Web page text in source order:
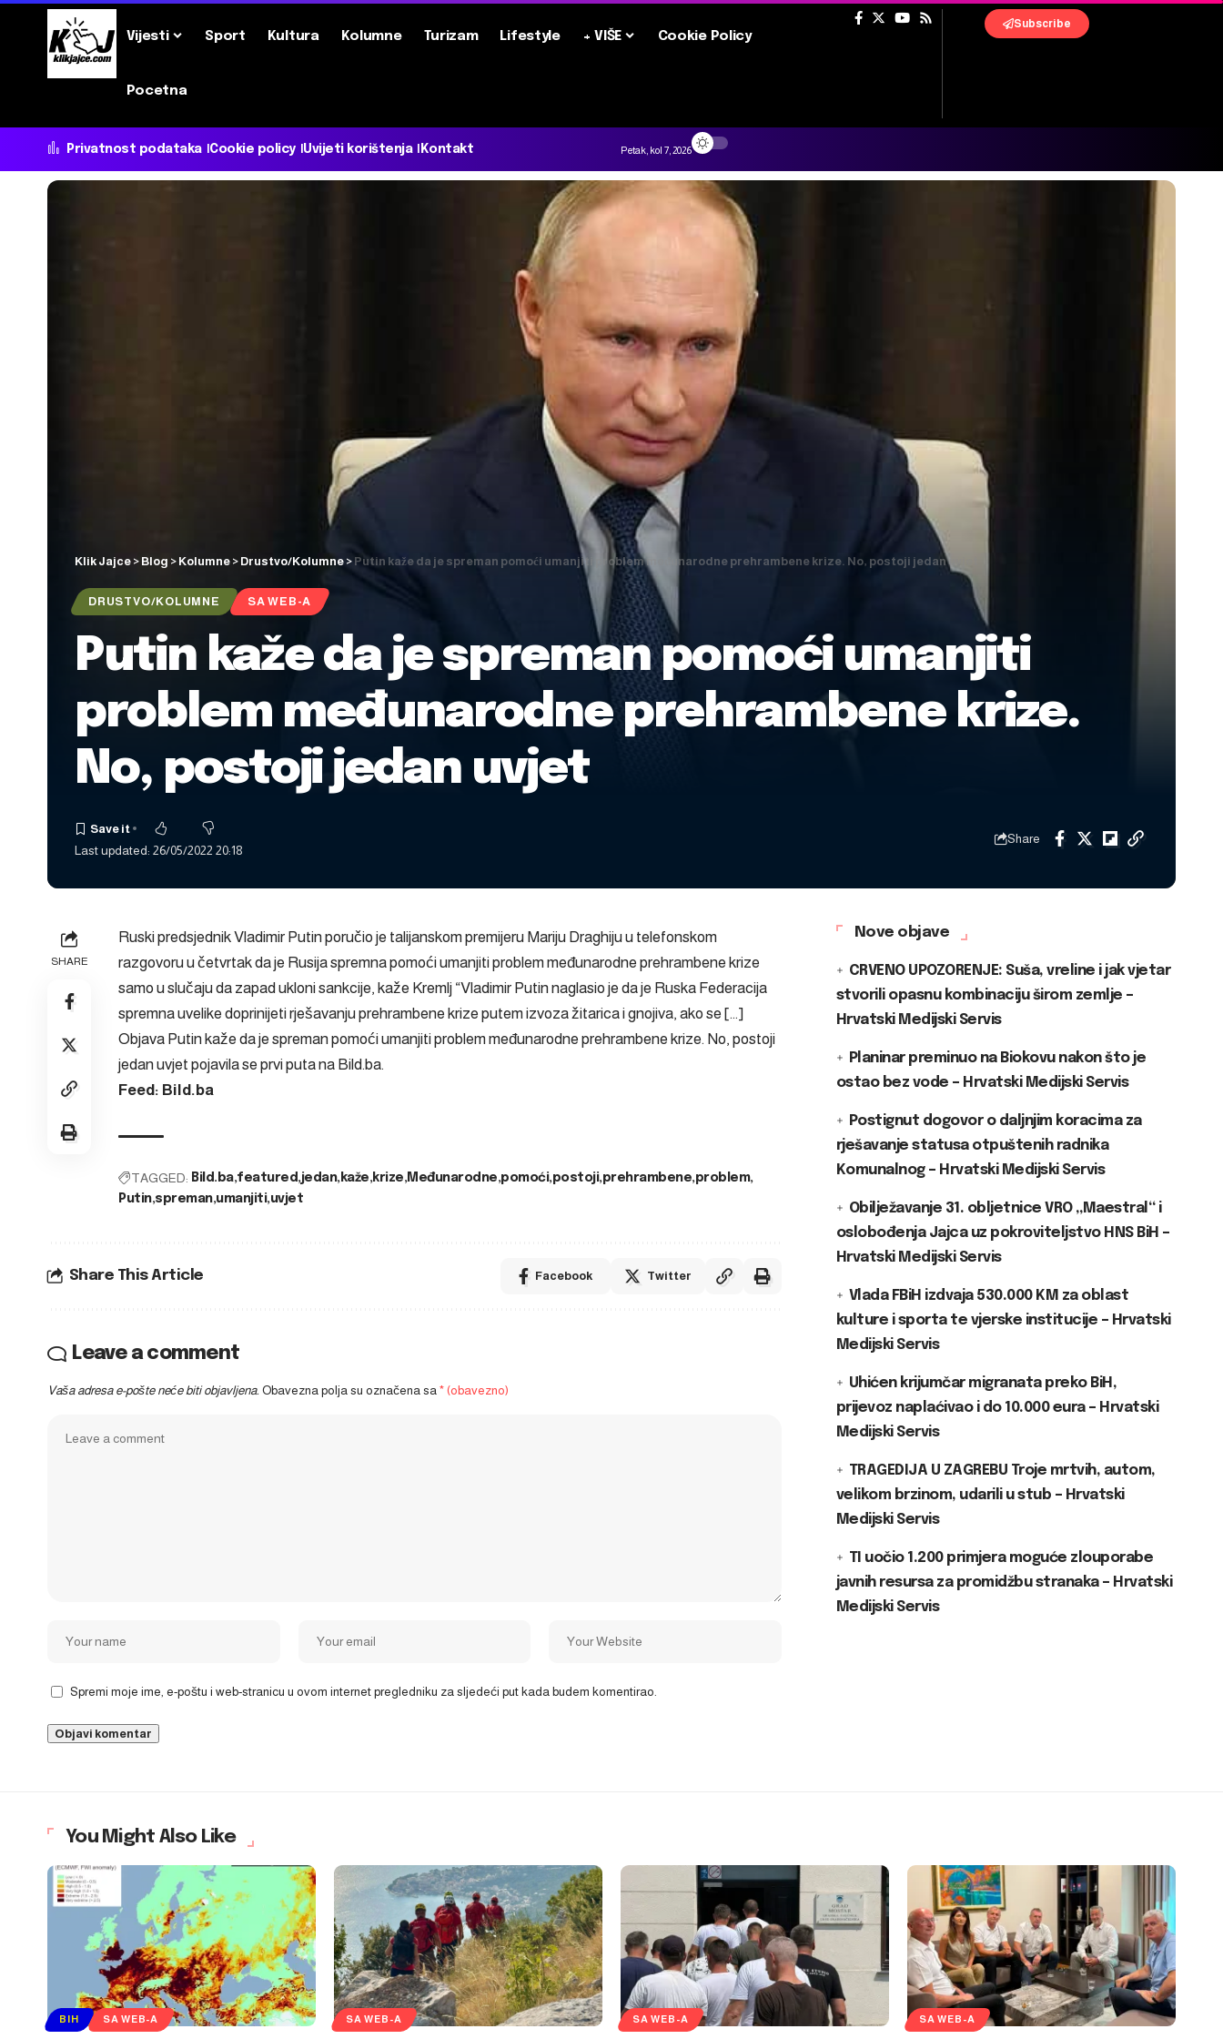
Vijesti Sport Kultura Kolumne Turizam Lifestyle + VIŠE Cookie Policy
Pocetna
Subscribe
Privatnost podataka Cookie policy Uvijeti korištenja Kontakt Petak, kol 7, 2026
Klik Jajce > Blog > Kolumne > Drustvo/Kolumne > Putin kaže da je spreman pomoći umanjiti problem međunarodne prehrambene krize. No, postoji jedan uvjet
DRUSTVO/KOLUMNE SA WEB-A
Putin kaže da je spreman pomoći umanjiti
problem međunarodne prehrambene krize.
No, postoji jedan uvjet
Last updated: 26/05/2022 20:18
Share
SHARE
Ruski predsjednik Vladimir Putin poručio je talijanskom premijeru Mariju Draghiju u telefonskom
razgovoru u četvrtak da je Rusija spremna pomoći umanjiti problem međunarodne prehrambene krize
samo u slučaju da zapad ukloni sankcije, kaže Kremlj “Vladimir Putin naglasio je da je Ruska Federacija
spremna uvelike doprinijeti rješavanju prehrambene krize putem izvoza žitarica i gnojiva, ako se […]
Objava Putin kaže da je spreman pomoći umanjiti problem međunarodne prehrambene krize. No, postoji
jedan uvjet pojavila se prvi puta na Bild.ba.
Feed: Bild.ba
TAGGED: Bild.ba featured jedan kaže krize Međunarodne pomoći postoji prehrambene problem
Putin spreman umanjiti uvjet
Share This Article Facebook Twitter
Leave a comment
Vaša adresa e-pošte neće biti objavljena. Obavezna polja su označena sa * (obavezno)
Spremi moje ime, e-poštu i web-stranicu u ovom internet pregledniku za sljedeći put kada budem komentirao.
Nove objave
CRVENO UPOZORENJE: Suša, vreline i jak vjetar
stvorili opasnu kombinaciju širom zemlje –
Hrvatski Medijski Servis
Planinar preminuo na Biokovu nakon što je
ostao bez vode – Hrvatski Medijski Servis
Postignut dogovor o daljnjim koracima za
rješavanje statusa otpuštenih radnika
Komunalnog – Hrvatski Medijski Servis
Obilježavanje 31. obljetnice VRO „Maestral“ i
oslobođenja Jajca uz pokroviteljstvo HNS BiH –
Hrvatski Medijski Servis
Vlada FBiH izdvaja 530.000 KM za oblast
kulture i sporta te vjerske institucije – Hrvatski
Medijski Servis
Uhićen krijumčar migranata preko BiH,
prijevoz naplaćivao i do 10.000 eura – Hrvatski
Medijski Servis
TRAGEDIJA U ZAGREBU Troje mrtvih, autom,
velikom brzinom, udarili u stub – Hrvatski
Medijski Servis
TI uočio 1.200 primjera moguće zlouporabe
javnih resursa za promidžbu stranaka – Hrvatski
Medijski Servis
You Might Also Like
BIH SA WEB-A SA WEB-A SA WEB-A SA WEB-A